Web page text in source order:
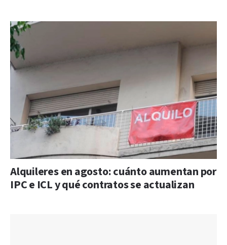
Alquileres en agosto: cuánto aumentan por
IPC e ICL y qué contratos se actualizan